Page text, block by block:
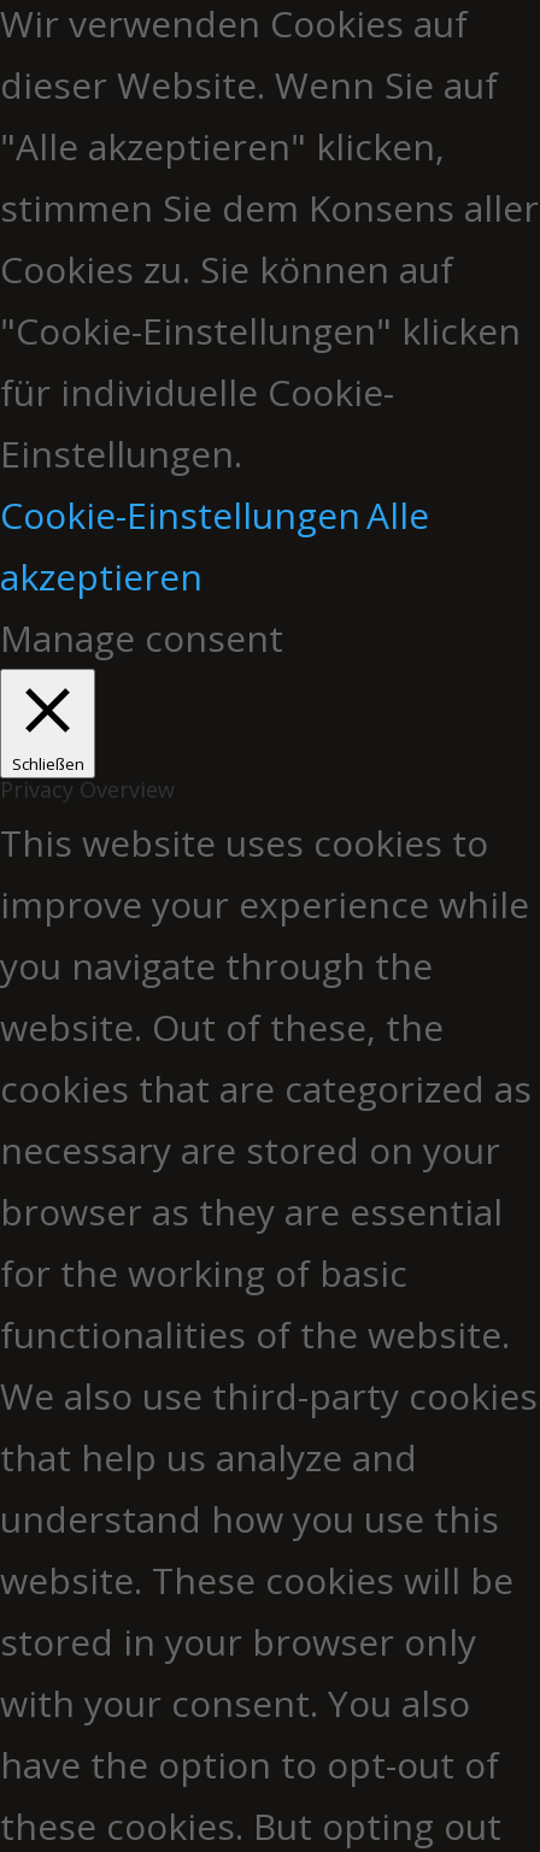
Wir verwenden Cookies auf
dieser Website. Wenn Sie auf
"Alle akzeptieren" klicken,
stimmen Sie dem Konsens aller
Cookies zu. Sie können auf
"Cookie-Einstellungen" klicken
für individuelle Cookie-
Einstellungen.
Cookie-EinstellungenAlle
akzeptieren
Manage consent
Schließen
Privacy Overview
This website uses cookies to
improve your experience while
you navigate through the
website. Out of these, the
cookies that are categorized as
necessary are stored on your
browser as they are essential
for the working of basic
functionalities of the website.
We also use third-party cookies
that help us analyze and
understand how you use this
website. These cookies will be
stored in your browser only
with your consent. You also
have the option to opt-out of
these cookies. But opting out